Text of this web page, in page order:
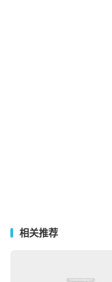
相关推荐